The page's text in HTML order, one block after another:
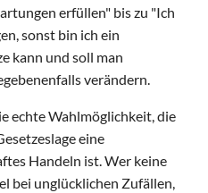
erfüllen" bis zu "Ich
sonst bin ich ein
kann und soll man
verändern.
echte Wahlmöglichkeit, die
eine
Handeln ist. Wer keine
bei unglücklichen Zufällen,